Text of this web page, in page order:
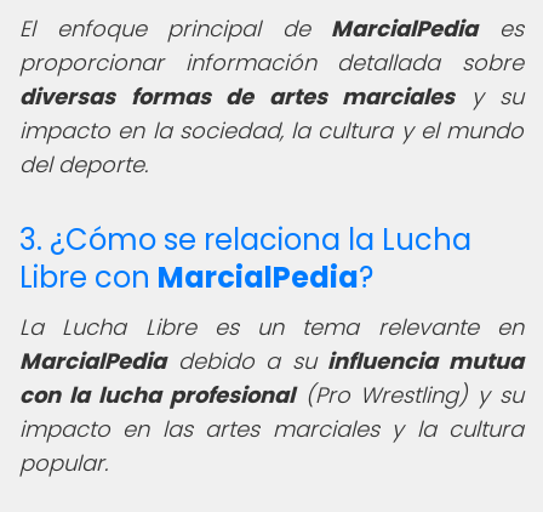
El enfoque principal de MarcialPediaes
proporcionar información detallada sobre
diversas formas de artes marcialesy su
impacto en la sociedad, la cultura y el mundo
del deporte.
3. ¿Cómo se relaciona la Lucha
Libre con MarcialPedia?
La Lucha Libre es un tema relevante en
MarcialPediadebido a su influencia mutua
con la lucha profesional(Pro Wrestling) y su
impacto en las artes marciales y la cultura
popular.